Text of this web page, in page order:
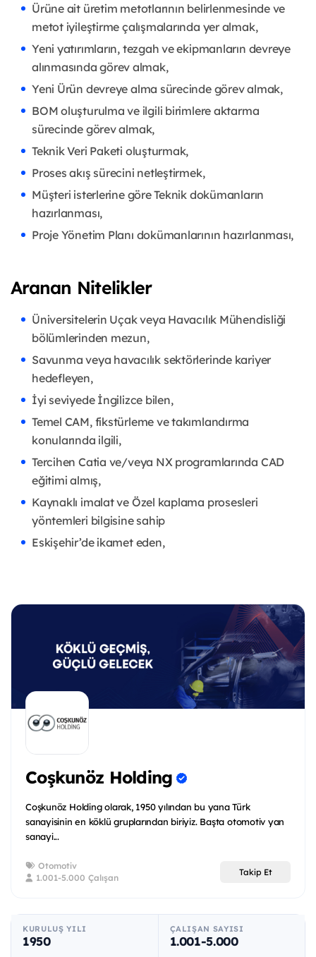
Ürüne ait üretim metotlarının belirlenmesinde ve
metot iyileştirme çalışmalarında yer almak,
Yeni yatırımların, tezgah ve ekipmanların devreye
alınmasında görev almak,
Yeni Ürün devreye alma sürecinde görev almak,
BOM oluşturulma ve ilgili birimlere aktarma
sürecinde görev almak,
Teknik Veri Paketi oluşturmak,
Proses akış sürecini netleştirmek,
Müşteri isterlerine göre Teknik dokümanların
hazırlanması,
Proje Yönetim Planı dokümanlarının hazırlanması,
Aranan Nitelikler
Üniversitelerin Uçak veya Havacılık Mühendisliği
bölümlerinden mezun,
Savunma veya havacılık sektörlerinde kariyer
hedefleyen,
İyi seviyede İngilizce bilen,
Temel CAM, fikstürleme ve takımlandırma
konularında ilgili,
Tercihen Catia ve/veya NX programlarında CAD
eğitimi almış,
Kaynaklı imalat ve Özel kaplama prosesleri
yöntemleri bilgisine sahip
Eskişehir’de ikamet eden,
Coşkunöz Holding
Coşkunöz Holding olarak, 1950 yılından bu yana Türk
sanayisinin en köklü gruplarından biriyiz. Başta otomotiv yan
sanayi...
Otomotiv
1.001-5.000 Çalışan
Takip Et
KURULUŞ YILI
1950
ÇALIŞAN SAYISI
1.001-5.000